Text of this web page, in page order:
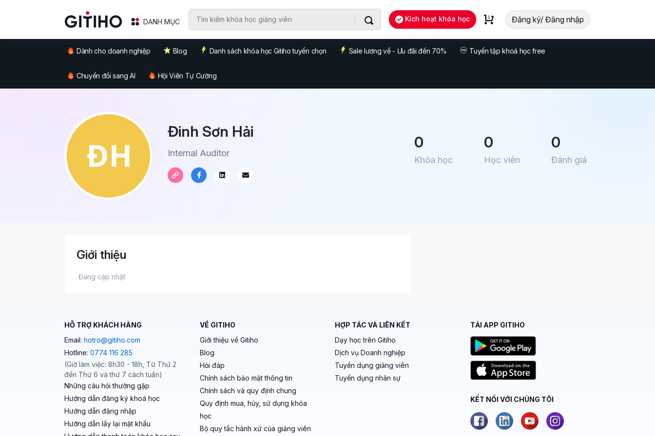
DANH MỤC Kích hoạt khóa học Đăng ký/ Đăng nhập
Dành cho doanh nghiệp Blog Danh sách khóa học Gitiho tuyển chọn Sale lương về - Ưu đãi đến 70% Tuyển tập khoá học free
Chuyển đổi sang AI Hội Viên Tự Cường
Đinh Sơn Hải
Internal Auditor
0
Khóa học
0
Học viên
0
Đánh giá
Giới thiệu
Đang cập nhật
HỖ TRỢ KHÁCH HÀNG
Email: hotro@gitiho.com
Hotline: 0774 116 285
(Giờ làm việc: 8h30 - 18h, Từ Thứ 2
đến Thứ 6 và thứ 7 cách tuần)
Những câu hỏi thường gặp
Hướng dẫn đăng ký khoá học
Hướng dẫn đăng nhập
Hướng dẫn lấy lại mật khẩu
VỀ GITIHO
Giới thiệu về Gitiho
Blog
Hỏi đáp
Chính sách bảo mật thông tin
Chính sách và quy định chung
Quy định mua, hủy, sử dụng khóa
học
Bộ quy tắc hành xử của giảng viên
HỢP TÁC VÀ LIÊN KẾT
Dạy học trên Gitiho
Dịch vụ Doanh nghiệp
Tuyển dụng giảng viên
Tuyển dụng nhân sự
TẢI APP GITIHO
KẾT NỐI VỚI CHÚNG TÔI